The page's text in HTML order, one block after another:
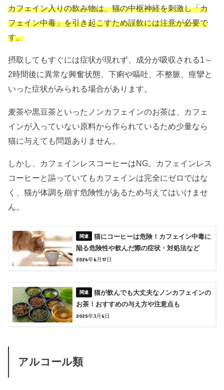
カフェイン入りの飲み物は、猫の中枢神経を刺激し「カ
フェイン中毒」を引き起こすため誤飲には注意が必要で
す。
摂取してもすぐには症状が現れず、成分が吸収される1～
2時間後に異常な興奮状態、下痢や嘔吐、不整脈、痙攣と
いった症状がみられる場合があります。
麦茶や黒豆茶といったノンカフェインのお茶は、カフェ
インが入っていない原料から作られているため少量なら
猫に与えても問題ありません。
しかし、カフェインレスコーヒーはNG。カフェインレス
コーヒーと謳っていてもカフェインは完全にゼロではな
く、猫が体調を崩す危険性があるため与えてはいけませ
ん。
猫にコーヒーは危険！カフェイン中毒に
陥る危険性や飲んだ際の症状・対処法など
2026年6月17日
猫が飲んでも大丈夫なノンカフェインの
お茶！おすすめの与え方や注意点も
2025年3月6日
アルコール類